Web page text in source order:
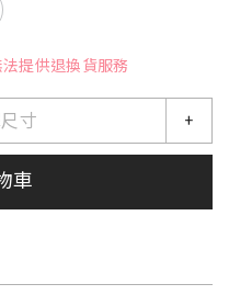
提供退換貨服務
寸 +
車